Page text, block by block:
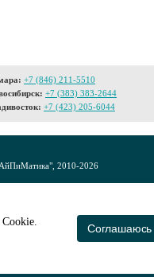
+7 (846) 211-5510
+7 (383) 383-2644
+7 (423) 205-6044
2010-2026
Соглашаюсь